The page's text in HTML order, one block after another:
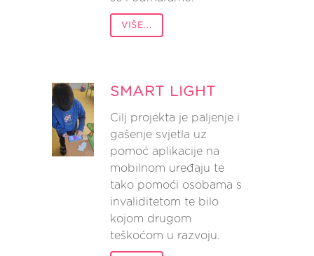
VIŠE...
SMART LIGHT
Cilj projekta je paljenje i
gašenje svjetla uz
pomoć aplikacije na
mobilnom uređaju te
tako pomoći osobama s
invaliditetom te bilo
kojom drugom
teškoćom u razvoju.